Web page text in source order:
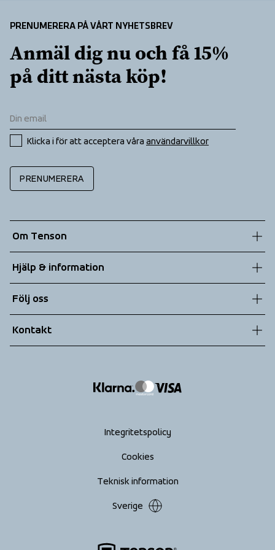
PRENUMERERA PÅ VÅRT NYHETSBREV
Anmäl dig nu och få 15%
på ditt nästa köp!
Klicka i för att acceptera våra användarvillkor
PRENUMERERA
Om Tenson
Hållbarhet
Teknologier
Hjälp & information
Allmänna villkor
Returer
Följ oss
Kontakt
Integritetspolicy
Cookies
Teknisk information
Sverige